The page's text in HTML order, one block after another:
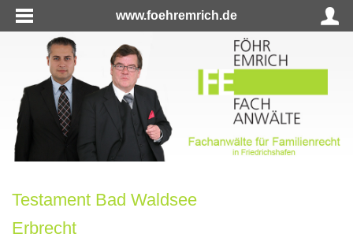
www.foehremrich.de
Testament Bad Waldsee
Erbrecht